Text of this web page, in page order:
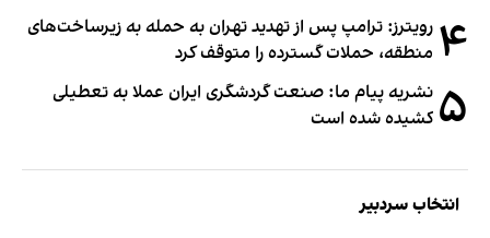
۴ رویترز: ترامپ پس از تهدید تهران به حمله به زیرساخت‌های
منطقه، حملات گسترده را متوقف کرد
۵ نشریه پیام ما: صنعت گردشگری ایران عملا به تعطیلی
کشیده شده است
انتخاب سردبیر